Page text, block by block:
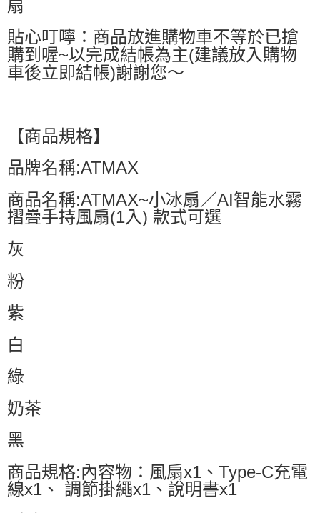
扇
貼心叮嚀：商品放進購物車不等於已搶
購到喔~以完成結帳為主(建議放入購物
車後立即結帳)謝謝您～
【商品規格】
品牌名稱:ATMAX
商品名稱:ATMAX~小冰扇／AI智能水霧
摺疊手持風扇(1入) 款式可選
灰
粉
紫
白
綠
奶茶
黑
商品規格:內容物：風扇x1、Type-C充電
線x1、 調節掛繩x1、說明書x1